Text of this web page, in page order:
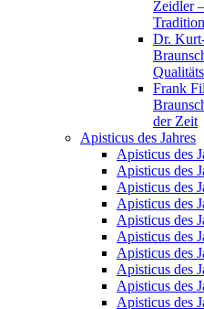
Zeidler
Dr.
Frank
der Zeit
Apisticus des Jahres
Apisticus des
Apisticus des
Apisticus des
Apisticus des
Apisticus des
Apisticus des
Apisticus des
Apisticus des
Apisticus des
Apisticus des